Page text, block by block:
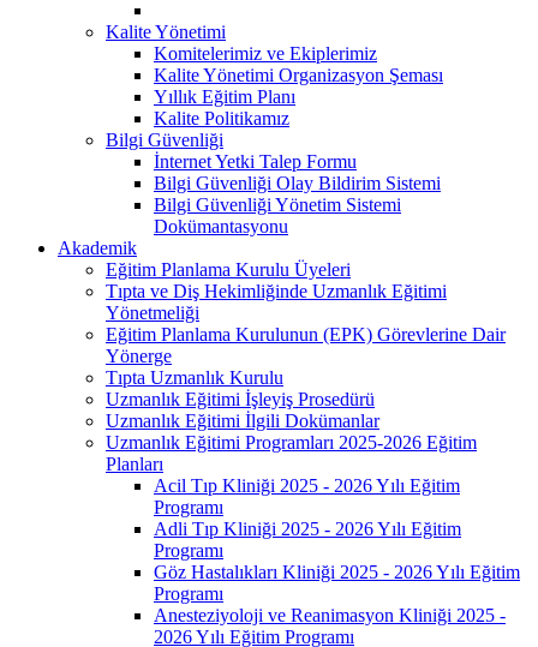
Kalite Yönetimi
Komitelerimiz ve Ekiplerimiz
Kalite Yönetimi Organizasyon Şeması
Yıllık Eğitim Planı
Kalite Politikamız
Bilgi Güvenliği
İnternet Yetki Talep Formu
Bilgi Güvenliği Olay Bildirim Sistemi
Bilgi Güvenliği Yönetim Sistemi
Dokümantasyonu
Akademik
Eğitim Planlama Kurulu Üyeleri
Tıpta ve Diş Hekimliğinde Uzmanlık Eğitimi
Yönetmeliği
Eğitim Planlama Kurulunun (EPK) Görevlerine Dair
Yönerge
Tıpta Uzmanlık Kurulu
Uzmanlık Eğitimi İşleyiş Prosedürü
Uzmanlık Eğitimi İlgili Dokümanlar
Uzmanlık Eğitimi Programları 2025-2026 Eğitim
Planları
Acil Tıp Kliniği 2025 - 2026 Yılı Eğitim
Programı
Adli Tıp Kliniği 2025 - 2026 Yılı Eğitim
Programı
Göz Hastalıkları Kliniği 2025 - 2026 Yılı Eğitim
Programı
Anesteziyoloji ve Reanimasyon Kliniği 2025 -
2026 Yılı Eğitim Programı